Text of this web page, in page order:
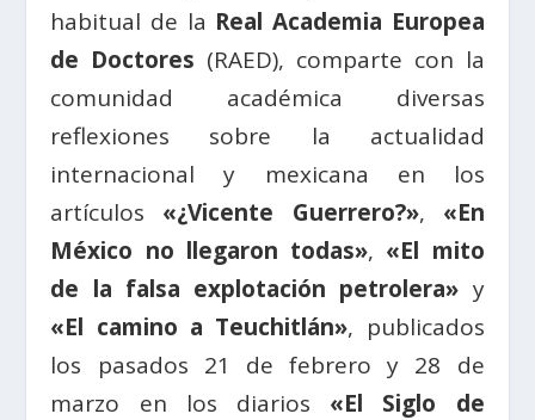
habitual de la Real Academia Europea
de Doctores (RAED), comparte con la
comunidad académica diversas
reflexiones sobre la actualidad
internacional y mexicana en los
artículos «¿Vicente Guerrero?», «En
México no llegaron todas», «El mito
de la falsa explotación petrolera» y
«El camino a Teuchitlán», publicados
los pasados 21 de febrero y 28 de
marzo en los diarios «El Siglo de